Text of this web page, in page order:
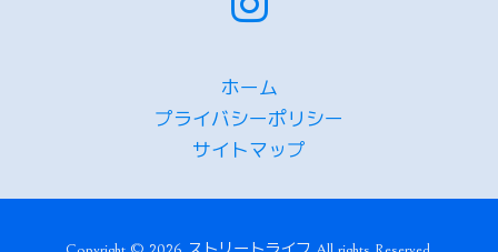
ホーム
プライバシーポリシー
サイトマップ